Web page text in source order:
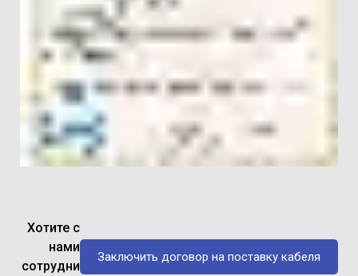
Заключить договор на поставку кабеля
Хотите с
нами
сотрудни